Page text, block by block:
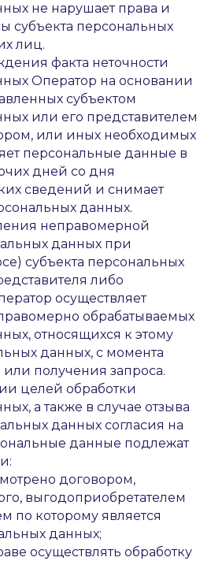
не нарушает права и
субъекта персональных
лиц.
факта неточности
Оператор на основании
субъектом
или его представителем
или иных необходимых
персональные данные в
дней со дня
сведений и снимает
данных.
неправомерной
данных при
субъекта персональных
либо
осуществляет
обрабатываемых
относящихся к этому
данных, с момента
получения запроса.
целей обработки
а также в случае отзыва
данных согласия на
данные подлежат
договором,
выгодоприобретателем
по которому является
данных;
осуществлять обработку